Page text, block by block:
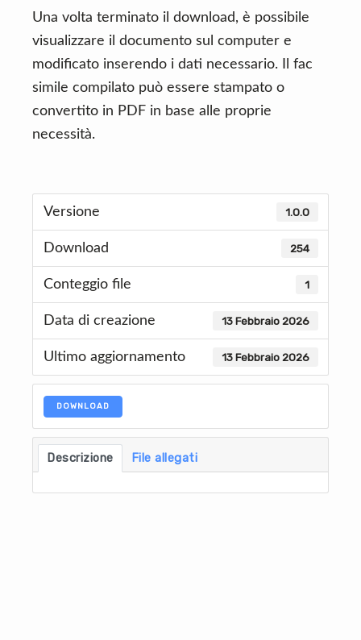
Una volta terminato il download, è possibile
visualizzare il documento sul computer e
modificato inserendo i dati necessario. Il fac
simile compilato può essere stampato o
convertito in PDF in base alle proprie
necessità.
Versione 1.0.0
Download 254
Conteggio file 1
Data di creazione 13 Febbraio 2026
Ultimo aggiornamento 13 Febbraio 2026
DOWNLOAD
Descrizione File allegati